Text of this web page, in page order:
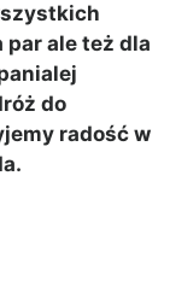
par ale też dla
do
radość w